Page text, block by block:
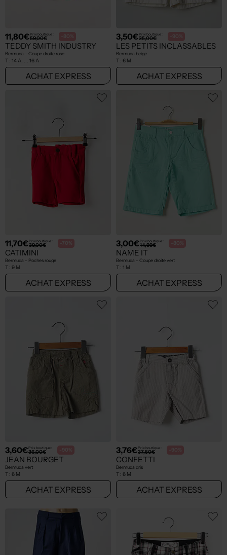
11,80€Prix boutique :
59,00€ -80%
TEDDY SMITH INDUSTRY
Bermuda - Coupe droite rose
T : 14 A, ... 16 A
ACHAT EXPRESS
3,50€Prix boutique :
35,00€ -90%
LES PETITS INCLASSABLES
Bermuda beige
T : 6 M
ACHAT EXPRESS
11,70€Prix boutique :
39,00€ -70%
CATIMINI
Bermuda - Poches rouge
T : 9 M
ACHAT EXPRESS
3,00€Prix boutique :
14,99€ -80%
NAME IT
Bermuda - Coupe droite vert
T : 1 M
ACHAT EXPRESS
3,60€Prix boutique :
36,00€ -90%
JEAN BOURGET
Bermuda vert
T : 6 M
ACHAT EXPRESS
3,76€Prix boutique :
37,50€ -90%
CONFETTI
Bermuda gris
T : 6 M
ACHAT EXPRESS